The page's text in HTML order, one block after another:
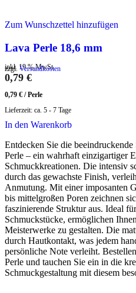
Zum Wunschzettel hinzufügen
Lava Perle 18,6 mm
inkl. 19 % MwSt.
zzgl. Versandkosten
0,79 €
0,79 € /Perle
Lieferzeit: ca. 5 - 7 Tage
In den Warenkorb
Entdecken Sie die
Perle – ein wahrhaft einzigartiger
Schmuckkreationen. Die intensiv
durch das gewachste Finish,
Anmutung. Mit einer imposanten
bis mittelgroßen Poren zeichnen
faszinierende Struktur aus. Ideal
Schmuckstücke, ermöglichen
Meisterwerke zu gestalten. Die
durch Hautkontakt, was jedem
persönliche Note verleiht.
Perle und tauchen Sie ein in die
Schmuckgestaltung mit diesem